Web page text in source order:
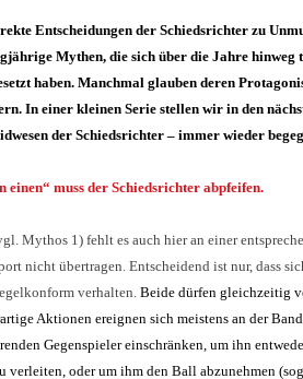
Entscheidungen der Schiedsrichter zu
Mythen, die sich über die Jahre
haben. Manchmal glauben deren
In einer kleinen Serie stellen wir in den
der Schiedsrichter – immer wieder
einen“ muss der Schiedsrichter abpfeifen.
Mythos 1) fehlt es auch hier an einer
nicht übertragen. Entscheidend ist nur, dass
verhalten. Beide dürfen gleichzeitig
Aktionen ereignen sich meistens an der
Gegenspieler einschränken, um ihn
oder um ihm den Ball abzunehmen